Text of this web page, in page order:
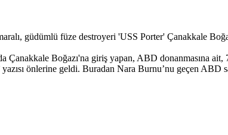
güdümlü füze destroyeri 'USS Porter' Çanakkale
Çanakkale Boğazı'na giriş yapan, ABD donanmasına
yazısı önlerine geldi. Buradan Nara Burnu’nu geçen